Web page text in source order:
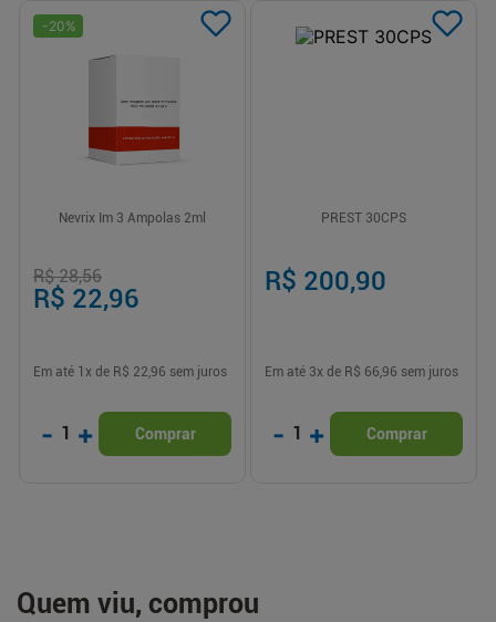
-20%
Nevrix Im 3 Ampolas 2ml
R$ 28,56
R$ 22,96
Em até 1 x de R$ 22,96 sem juros
- 1 + Comprar
PREST 30CPS
R$ 200,90
Em até 3x de R$ 66,96 sem juros
- 1 + Comprar
Quem viu, comprou